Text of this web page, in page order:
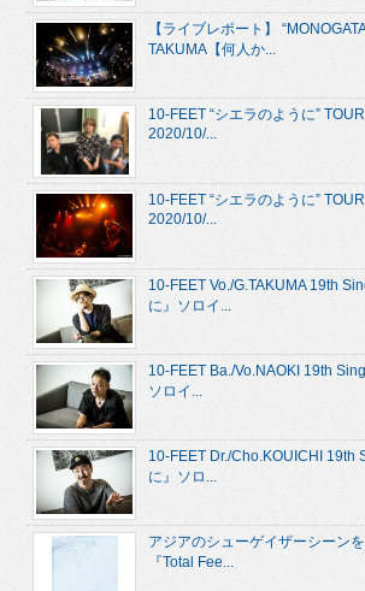
【ライブレポート】
TAKUMA【何人か...
10-FEET “シエラのように”
2020/10/...
10-FEET “シエラのように”
2020/10/...
10-FEET Vo./G.TAKUMA 19th
に』ソロイ...
10-FEET Ba./Vo.NAOKI 19th
ソロイ...
10-FEET Dr./Cho.KOUICHI 19th
に』ソロ...
アジアのシューゲイザーシーン
『Total Fee...